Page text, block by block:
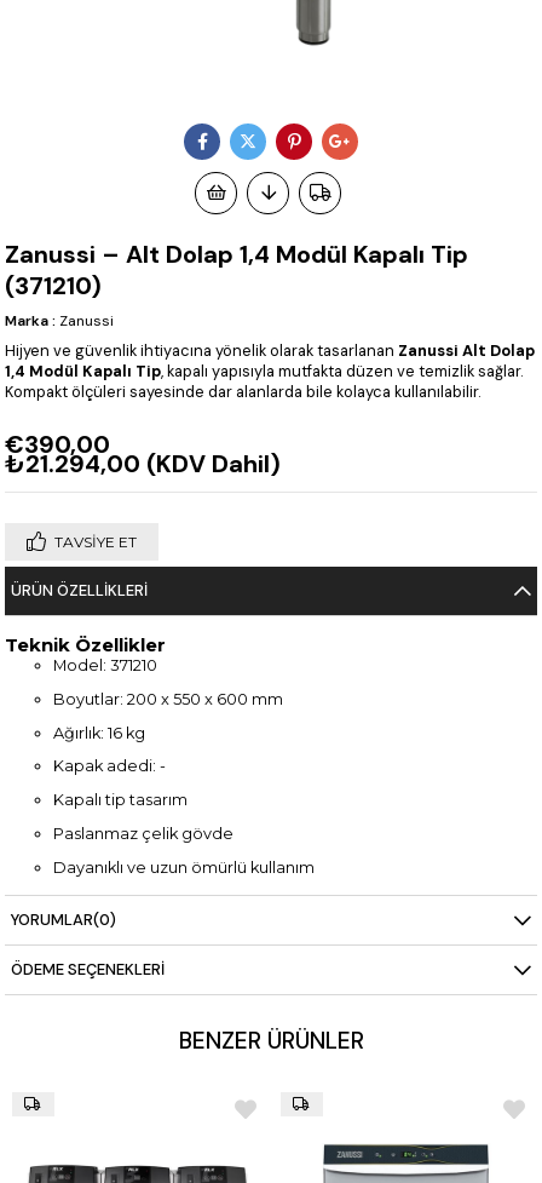
Zanussi – Alt Dolap 1,4 Modül Kapalı Tip
(371210)
Marka : Zanussi
Hijyen ve güvenlik ihtiyacına yönelik olarak tasarlanan Zanussi Alt Dolap
1,4 Modül Kapalı Tip, kapalı yapısıyla mutfakta düzen ve temizlik sağlar.
Kompakt ölçüleri sayesinde dar alanlarda bile kolayca kullanılabilir.
€390,00
₺21.294,00 (KDV Dahil)
TAVSIYE ET
ÜRÜN ÖZELLIKLERI
Teknik Özellikler
Model: 371210
Boyutlar: 200 x 550 x 600 mm
Ağırlık: 16 kg
Kapak adedi: -
Kapalı tip tasarım
Paslanmaz çelik gövde
Dayanıklı ve uzun ömürlü kullanım
YORUMLAR(0)
ÖDEME SEÇENEKLERI
BENZER ÜRÜNLER